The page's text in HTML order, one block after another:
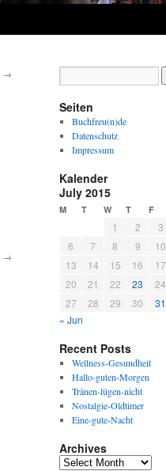
→
→
Seiten
Buchfreu(n)de
Datenschutz
Impressum
Kalender
July 2015
M T W T F
1 2 3
6
7 8 9 10
13
14 15 16 17
20
21 22 23 24
27
28 29 30
31
« Jun
Recent Posts
Wellness-Gesundheit
Hallo-guten-Morgen
Tränen-lügen-nicht
Nostalgie-Oldtimer
Eine-gute-Nacht
Archives
A